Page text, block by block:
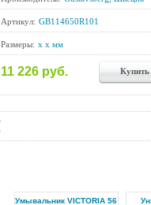
Артикул: GB114650R101
Размеры: x x мм
11 226 руб. Купить
Умывальник VICTORIA 56